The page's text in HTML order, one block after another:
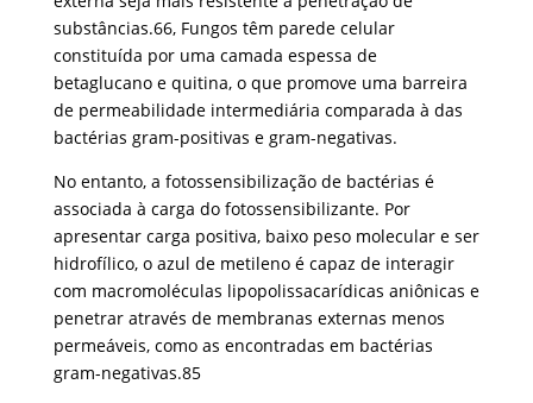
substâncias.66, Fungos têm parede celular
constituída por uma camada espessa de
betaglucano e quitina, o que promove uma barreira
de permeabilidade intermediária comparada à das
bactérias gram-positivas e gram-negativas.
No entanto, a fotossensibilização de bactérias é
associada à carga do fotossensibilizante. Por
apresentar carga positiva, baixo peso molecular e ser
hidrofílico, o azul de metileno é capaz de interagir
com macromoléculas lipopolissacarídicas aniônicas e
penetrar através de membranas externas menos
permeáveis, como as encontradas em bactérias
gram-negativas.85